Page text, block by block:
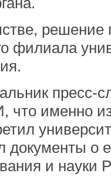
решение
филиала
пресс-
что именно
документы о
и науки